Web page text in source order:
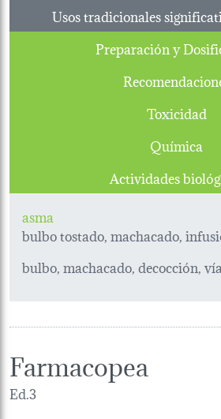
Usos tradicionales
Preparación y
Toxicidad
Química
Actividades
asma
bulbo tostado, machacado,
bulbo, machacado, decocción,
Farmacopea
Ed.3